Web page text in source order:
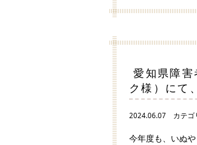
愛知県障
ク様）にて
2024.06.07 カテゴ
今年度も、いぬ